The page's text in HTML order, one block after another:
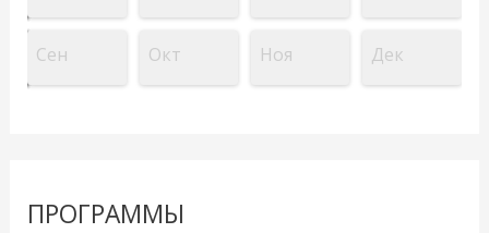
Сен Окт Ноя Дек
ПРОГРАММЫ